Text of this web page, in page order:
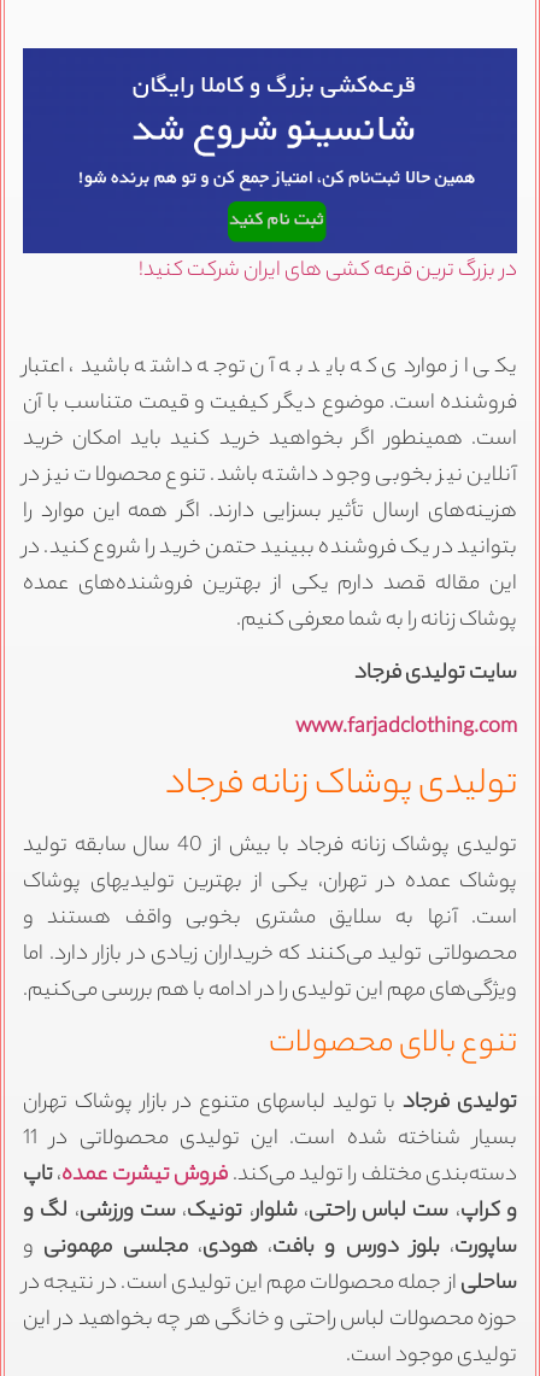
بزرگ ترین قرعه کشی های ایران شرکت کنید!
از مواردی که باید به آن توجه داشته باشید، اعتبار
است. موضوع دیگر کیفیت و قیمت متناسب با آن
همینطور اگر بخواهید خرید کنید باید امکان خرید
نیز بخوبی وجود داشته باشد. تنوع محصولات نیز در
ارسال تأثیر بسزایی دارند. اگر همه این موارد را
در یک فروشنده ببینید حتمن خرید را شروع کنید. در
مقاله قصد دارم یکی از بهترین فروشنده‌های عمده
زنانه را به شما معرفی کنیم.
تولیدی فرجاد
پوشاک زنانه فرجاد
تولیدی پوشاک زنانه فرجاد با بیش از 40 سال سابقه تولید
عمده در تهران، یکی از بهترین تولیدیهای پوشاک
آنها به سلایق مشتری بخوبی واقف هستند و
تولید می‌کنند که خریداران زیادی در بازار دارد. اما
مهم این تولیدی را در ادامه با هم بررسی می‌کنیم.
بالای محصولات
فرجادبا تولید لباسهای متنوع در بازار پوشاک تهران
بسیار شناخته شده است. این تولیدی محصولاتی در 11
مختلف را تولید می‌کند.فروش تیشرت عمده،تاپ
کراپ،ست لباس راحتی،شلوار،تونیک،ست ورزشی،لگ و
،بلوز دورس و بافت،هودی،مجلسی مهمونیو
از جمله محصولات مهم این تولیدی است. در نتیجه در
محصولات لباس راحتی و خانگی هر چه بخواهید در این
موجود است.